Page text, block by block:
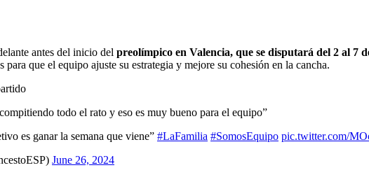
antes del inicio del preolímpico en Valencia, que se disputará del 2 al 7
que el equipo ajuste su estrategia y mejore su cohesión en la cancha.
todo el rato y eso es muy bueno para el equipo”
es ganar la semana que viene” #LaFamilia #SomosEquipo pic.twitter.com/
June 26, 2024